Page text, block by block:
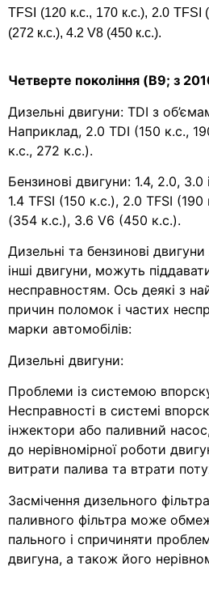
TFSI (120 к.с., 170 к.с.), 2.0 TFSI
(272 к.с.), 4.2 V8 (450 к.с.).
Четверте покоління (B9; з
Дизельні двигуни: TDI з
Наприклад, 2.0 TDI (150 к.с.,
к.с., 272 к.с.).
Бензинові двигуни: 1.4, 2.0,
1.4 TFSI (150 к.с.), 2.0 TFSI
(354 к.с.), 3.6 V6 (450 к.с.).
Дизельні та бензинові
інші двигуни, можуть
несправностям. Ось деякі з
причин поломок і частих
марки автомобілів:
Дизельні двигуни:
Проблеми із системою
Несправності в системі
інжектори або паливний
до нерівномірної роботи
витрати палива та втрати
Засмічення дизельного
паливного фільтра може
пального і спричиняти
двигуна, а також його